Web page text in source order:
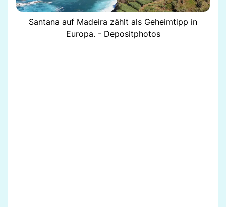
Santana auf Madeira zählt als Geheimtipp in
Europa. - Depositphotos